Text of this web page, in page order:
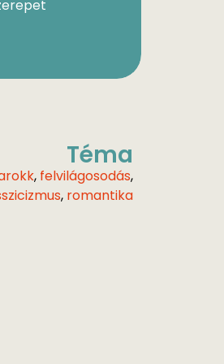
Téma
, felvilágosodás,
, romantika